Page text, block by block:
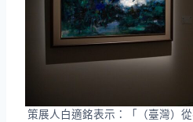
策展人白適銘表示：「（臺灣）